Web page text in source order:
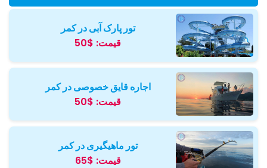
تور پارک آبی در کمر
قیمت: $50
اجاره قایق خصوصی در کمر
قیمت: $50
تور ماهیگیری در کمر
قیمت: $65